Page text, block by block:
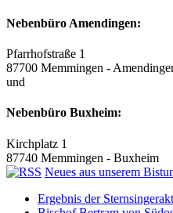
Nebenbüro Amendingen:
Pfarrhofstraße 1
87700 Memmingen -
und
Nebenbüro Buxheim:
Kirchplatz 1
87740 Memmingen - Buxheim
Neues aus unserem
Ergebnis der